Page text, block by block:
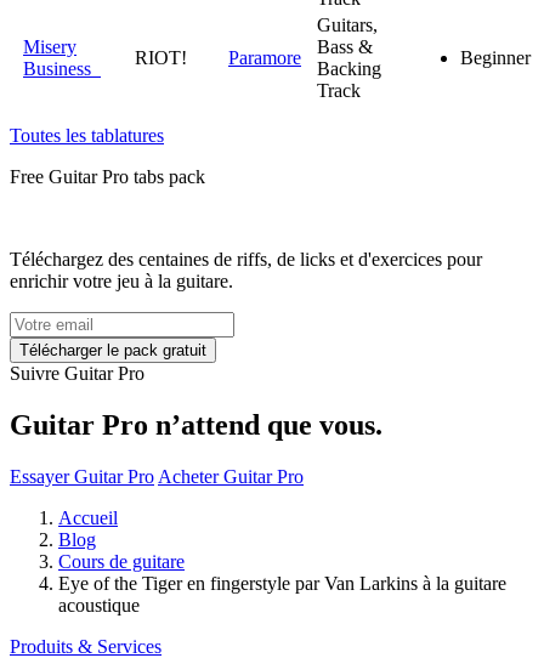
Misery
Business
RIOT! Paramore
Guitars,
Bass &
Backing
Track
Beginner
Toutes les tablatures
Free Guitar Pro tabs pack
Téléchargez des centaines de riffs, de licks et d'exercices pour
enrichir votre jeu à la guitare.
Suivre Guitar Pro
Guitar Pro n’attend que vous.
Essayer Guitar Pro Acheter Guitar Pro
Accueil
Blog
Cours de guitare
Eye of the Tiger en fingerstyle par Van Larkins à la guitare
acoustique
Produits & Services